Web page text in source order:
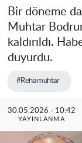
Bir döneme
Muhtar
kaldırıldı.
duyurdu.
#Reha muhtar
30.05.2026 - 10:42
YAYINLANMA
Salihli
Saruhanlı
Resmi
Süper Lig
Tüm
Haber